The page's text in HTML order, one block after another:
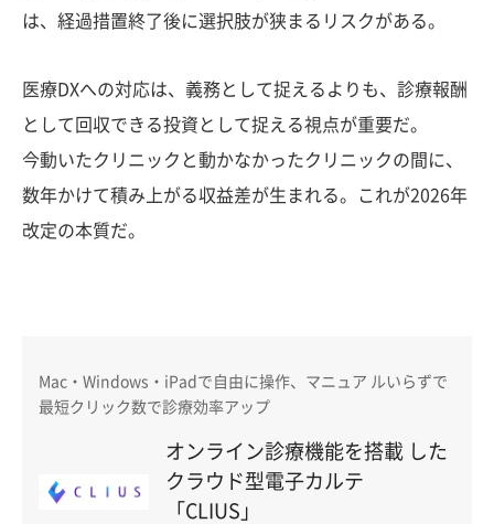
は、経過措置終了後に選択肢が狭まるリスクがある。
医療DXへの対応は、義務として捉えるよりも、診療報酬
として回収できる投資として捉える視点が重要だ。
今動いたクリニックと動かなかったクリニックの間に、
数年かけて積み上がる収益差が生まれる。これが2026年
改定の本質だ。
Mac・Windows・iPadで自由に操作、マニュア ルいらずで
最短クリック数で診療効率アップ
オンライン診療機能を搭載 した
クラウド型電子カルテ
「CLIUS」